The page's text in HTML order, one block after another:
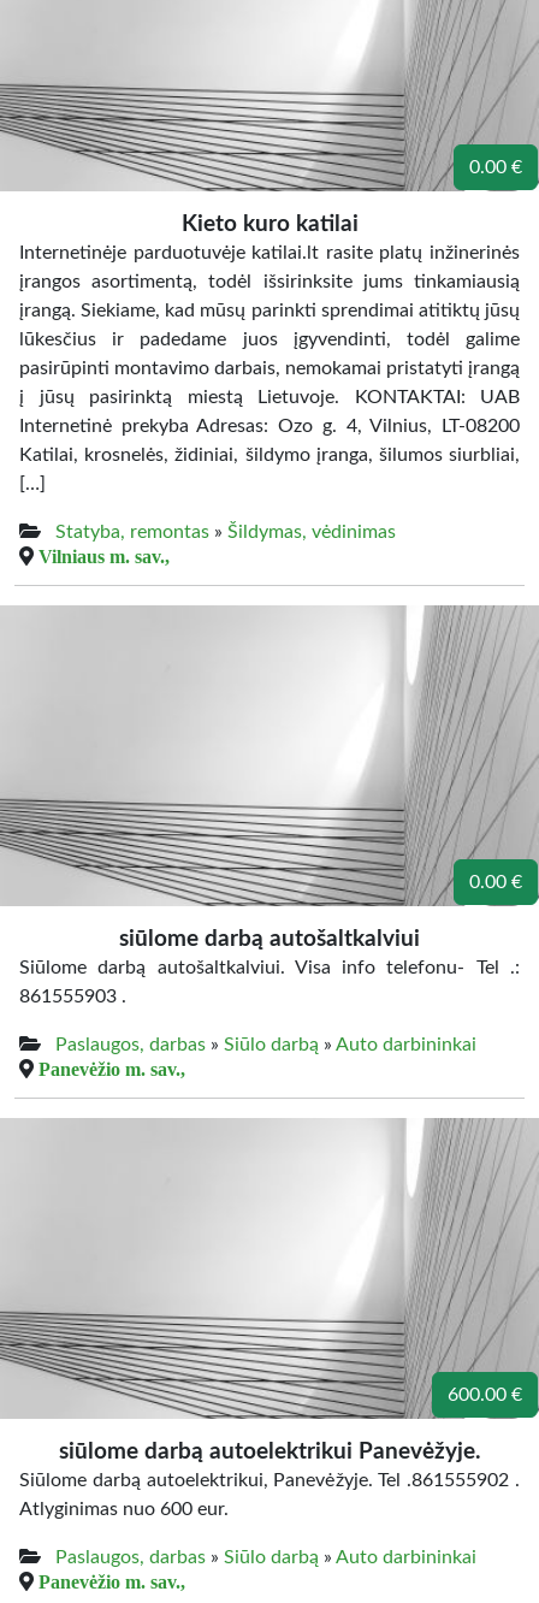
0.00 €
Kieto kuro katilai
Internetinėje parduotuvėje katilai.lt rasite platų inžinerinės
įrangos asortimentą, todėl išsirinksite jums tinkamiausią
įrangą. Siekiame, kad mūsų parinkti sprendimai atitiktų jūsų
lūkesčius ir padedame juos įgyvendinti, todėl galime
pasirūpinti montavimo darbais, nemokamai pristatyti įrangą
į jūsų pasirinktą miestą Lietuvoje. KONTAKTAI: UAB
Internetinė prekyba Adresas: Ozo g. 4, Vilnius, LT-08200
Katilai, krosnelės, židiniai, šildymo įranga, šilumos siurbliai,
[…]
Statyba, remontas » Šildymas, vėdinimas
Vilniaus m. sav.,
0.00 €
siūlome darbą autošaltkalviui
Siūlome darbą autošaltkalviui. Visa info telefonu- Tel .:
861555903 .
Paslaugos, darbas » Siūlo darbą » Auto darbininkai
Panevėžio m. sav.,
600.00 €
siūlome darbą autoelektrikui Panevėžyje.
Siūlome darbą autoelektrikui, Panevėžyje. Tel .861555902 .
Atlyginimas nuo 600 eur.
Paslaugos, darbas » Siūlo darbą » Auto darbininkai
Panevėžio m. sav.,